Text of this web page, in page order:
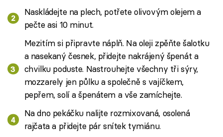
Naskládejte na plech, potřete olivovým olejem a
pečte asi 10 minut.
Mezitím si připravte náplň. Na oleji zpěňte šalotku
a nasekaný česnek, přidejte nakrájený špenát a
chvilku poduste. Nastrouhejte všechny tři sýry,
mozzarely jen půlku a společně s vajíčkem,
pepřem, solí a špenátem a vše zamíchejte.
Na dno pekáčku nalijte rozmixovaná, osolená
rajčata a přidejte pár snítek tymiánu.